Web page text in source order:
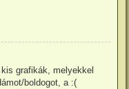
grafikák, melyekkel
boldogot, a :(